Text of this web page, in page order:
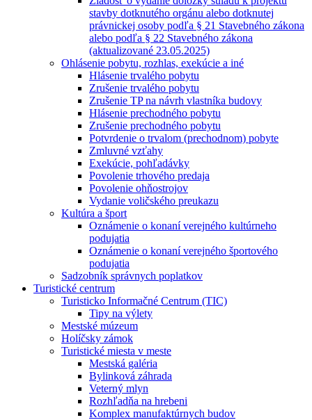
stavby dotknutého orgánu alebo dotknutej
právnickej osoby podľa § 21 Stavebného zákona
alebo podľa § 22 Stavebného zákona
(aktualizované 23.05.2025)
Ohlásenie pobytu, rozhlas, exekúcie a iné
Hlásenie trvalého pobytu
Zrušenie trvalého pobytu
Zrušenie TP na návrh vlastníka budovy
Hlásenie prechodného pobytu
Zrušenie prechodného pobytu
Potvrdenie o trvalom (prechodnom) pobyte
Zmluvné vzťahy
Exekúcie, pohľadávky
Povolenie trhového predaja
Povolenie ohňostrojov
Vydanie voličského preukazu
Kultúra a šport
Oznámenie o konaní verejného kultúrneho
podujatia
Oznámenie o konaní verejného športového
podujatia
Sadzobník správnych poplatkov
Turistické centrum
Turisticko Informačné Centrum (TIC)
Tipy na výlety
Mestské múzeum
Holíčsky zámok
Turistické miesta v meste
Mestská galéria
Bylinková záhrada
Veterný mlyn
Rozhľadňa na hrebeni
Komplex manufaktúrnych budov